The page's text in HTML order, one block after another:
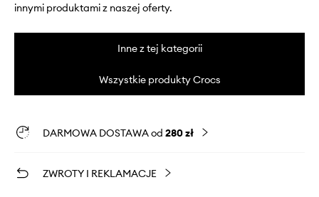
innymi produktami z naszej oferty.
Inne z tej kategorii
Wszystkie produkty Crocs
DARMOWA DOSTAWA od 280 zł
ZWROTY I REKLAMACJE